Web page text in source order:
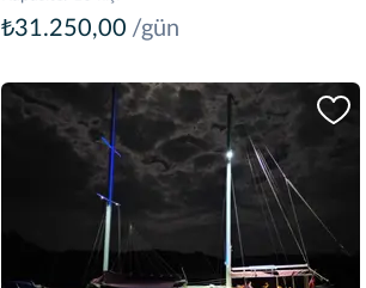
₺31.250,00 /gün